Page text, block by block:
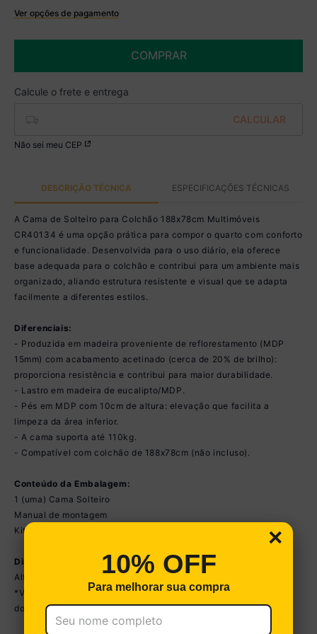
Ver opções de pagamento
R$ 503,49 à vista no BoletoCOMPRAR
Não sei meu CEP
DESCRIÇÃO TÉCNICA ESPECIFICAÇÕES TÉCNICAS
A Cama de Solteiro para Colchão 188x78cm Multimóveis
CR40134 é uma opção prática para compor o quarto com conforto
e funcionalidade. Desenvolvida para o uso diário, ela oferece
base adequada para o colchão e contribui para um ambiente mais
organizado, aliando estrutura resistente e visual que se adapta
facilmente a diferentes estilos.
Diferenciais:
- Produzida em madeira proveniente de reflorestamento (MDP
15mm) com acabamento acetinado (cerca de 20% de brilho):
proporciona resistência e contribui para maior durabilidade.
- Lastro em madeira de eucalipto/MDP.
- Pés em MDP com 10cm de altura: elevação que facilita a
limpeza da área inferior.
- A cama suporta até 110kg.
- Compatível com colchão de 188x78cm (não incluso).
Conteúdo da Embalagem:
1 (uma) Cama Solteiro
Manual de montagem
Kit ferragem
Dimensões do Produto Montado:
Altura: 36cm | Largura: 192cm | Profundidade: 82cm
*Você pode consultar as medidas detalhadas na imagem técnica
do produto.
×
10% OFF
Para melhorar sua compra